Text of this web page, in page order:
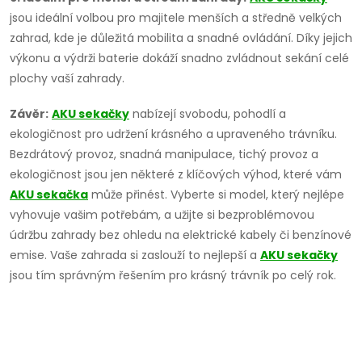
jsou ideální volbou pro majitele menších a středně velkých
zahrad, kde je důležitá mobilita a snadné ovládání. Díky jejich
výkonu a výdrži baterie dokáží snadno zvládnout sekání celé
plochy vaší zahrady.
Závěr: AKU sekačky nabízejí svobodu, pohodlí a
ekologičnost pro udržení krásného a upraveného trávníku.
Bezdrátový provoz, snadná manipulace, tichý provoz a
ekologičnost jsou jen některé z klíčových výhod, které vám
AKU sekačka může přinést. Vyberte si model, který nejlépe
vyhovuje vašim potřebám, a užijte si bezproblémovou
údržbu zahrady bez ohledu na elektrické kabely či benzínové
emise. Vaše zahrada si zaslouží to nejlepší a AKU sekačky
jsou tím správným řešením pro krásný trávník po celý rok.